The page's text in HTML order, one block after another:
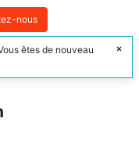
nous
êtes de nouveau